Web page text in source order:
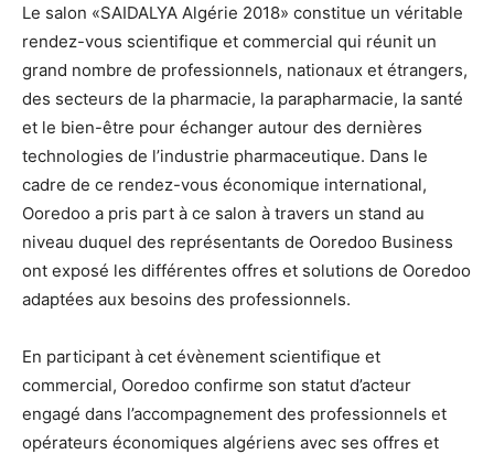
Le salon «SAIDALYA Algérie 2018» constitue un véritable
rendez-vous scientifique et commercial qui réunit un
grand nombre de professionnels, nationaux et étrangers,
des secteurs de la pharmacie, la parapharmacie, la santé
et le bien-être pour échanger autour des dernières
technologies de l’industrie pharmaceutique. Dans le
cadre de ce rendez-vous économique international,
Ooredoo a pris part à ce salon à travers un stand au
niveau duquel des représentants de Ooredoo Business
ont exposé les différentes offres et solutions de Ooredoo
adaptées aux besoins des professionnels.
En participant à cet évènement scientifique et
commercial, Ooredoo confirme son statut d’acteur
engagé dans l’accompagnement des professionnels et
opérateurs économiques algériens avec ses offres et